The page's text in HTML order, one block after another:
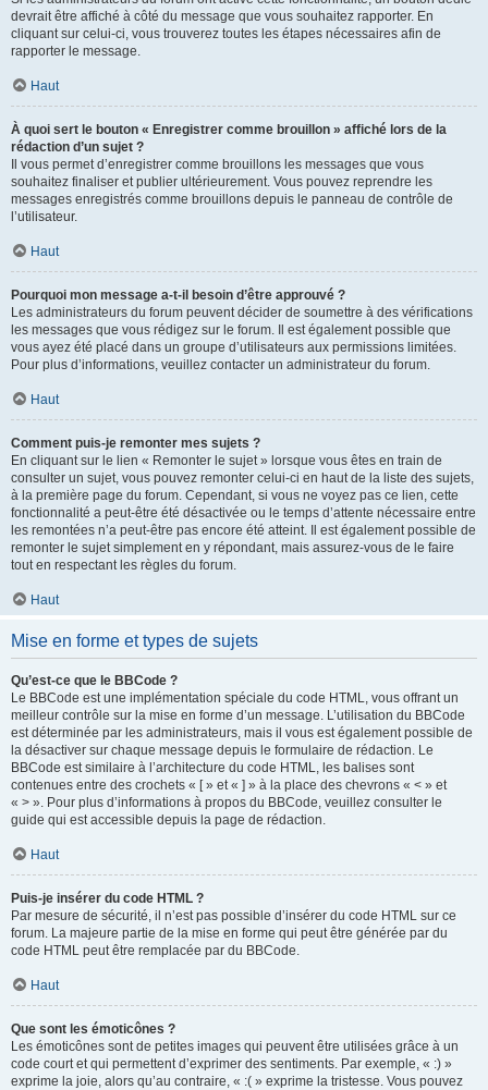
devrait être affiché à côté du message que vous souhaitez rapporter. En
cliquant sur celui-ci, vous trouverez toutes les étapes nécessaires afin de
rapporter le message.
Haut
À quoi sert le bouton « Enregistrer comme brouillon » affiché lors de la
rédaction d’un sujet ?
Il vous permet d’enregistrer comme brouillons les messages que vous
souhaitez finaliser et publier ultérieurement. Vous pouvez reprendre les
messages enregistrés comme brouillons depuis le panneau de contrôle de
l’utilisateur.
Haut
Pourquoi mon message a-t-il besoin d’être approuvé ?
Les administrateurs du forum peuvent décider de soumettre à des vérifications
les messages que vous rédigez sur le forum. Il est également possible que
vous ayez été placé dans un groupe d’utilisateurs aux permissions limitées.
Pour plus d’informations, veuillez contacter un administrateur du forum.
Haut
Comment puis-je remonter mes sujets ?
En cliquant sur le lien « Remonter le sujet » lorsque vous êtes en train de
consulter un sujet, vous pouvez remonter celui-ci en haut de la liste des sujets,
à la première page du forum. Cependant, si vous ne voyez pas ce lien, cette
fonctionnalité a peut-être été désactivée ou le temps d’attente nécessaire entre
les remontées n’a peut-être pas encore été atteint. Il est également possible de
remonter le sujet simplement en y répondant, mais assurez-vous de le faire
tout en respectant les règles du forum.
Haut
Mise en forme et types de sujets
Qu’est-ce que le BBCode ?
Le BBCode est une implémentation spéciale du code HTML, vous offrant un
meilleur contrôle sur la mise en forme d’un message. L’utilisation du BBCode
est déterminée par les administrateurs, mais il vous est également possible de
la désactiver sur chaque message depuis le formulaire de rédaction. Le
BBCode est similaire à l’architecture du code HTML, les balises sont
contenues entre des crochets « [ » et « ] » à la place des chevrons « < » et
« > ». Pour plus d’informations à propos du BBCode, veuillez consulter le
guide qui est accessible depuis la page de rédaction.
Haut
Puis-je insérer du code HTML ?
Par mesure de sécurité, il n’est pas possible d’insérer du code HTML sur ce
forum. La majeure partie de la mise en forme qui peut être générée par du
code HTML peut être remplacée par du BBCode.
Haut
Que sont les émoticônes ?
Les émoticônes sont de petites images qui peuvent être utilisées grâce à un
code court et qui permettent d’exprimer des sentiments. Par exemple, « :) »
exprime la joie, alors qu’au contraire, « :( » exprime la tristesse. Vous pouvez